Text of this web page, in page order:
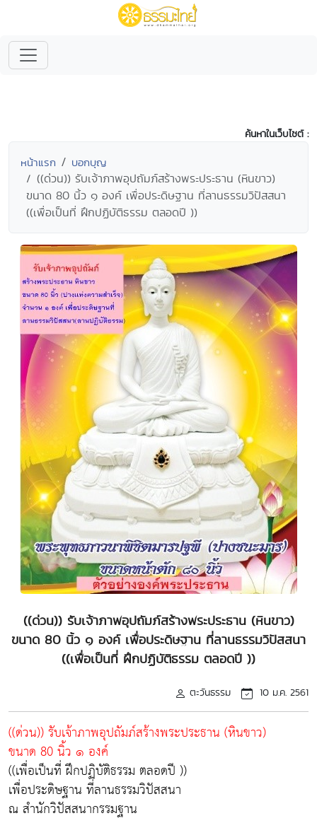
ค้นหาในเว็บไซต์ :
หน้าแรก บอกบุญ
((ด่วน)) รับเจ้าภาพอุปถัมภ์สร้างพระประธาน (หินขาว)
ขนาด 80 นิ้ว ๑ องค์ เพื่อประดิษฐาน ที่ลานธรรมวิปัสสนา
((เพื่อเป็นที่ ฝึกปฏิบัติธรรม ตลอดปี ))
((ด่วน)) รับเจ้าภาพอุปถัมภ์สร้างพระประธาน (หินขาว)
ขนาด 80 นิ้ว ๑ องค์ เพื่อประดิษฐาน ที่ลานธรรมวิปัสสนา
((เพื่อเป็นที่ ฝึกปฏิบัติธรรม ตลอดปี ))
ตะวันธรรม 10 ม.ค. 2561
((ด่วน)) รับเจ้าภาพอุปถัมภ์สร้างพระประธาน (หินขาว)
ขนาด 80 นิ้ว ๑ องค์
((เพื่อเป็นที่ ฝึกปฏิบัติธรรม ตลอดปี ))
เพื่อประดิษฐาน ที่ลานธรรมวิปัสสนา
ณ สำนักวิปัสสนากรรมฐาน